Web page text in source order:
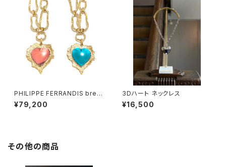
PHILIPPE FERRANDIS brea
k my heart ネックレス
¥79,200
3Dハート ネックレス
¥16,500
その他の商品